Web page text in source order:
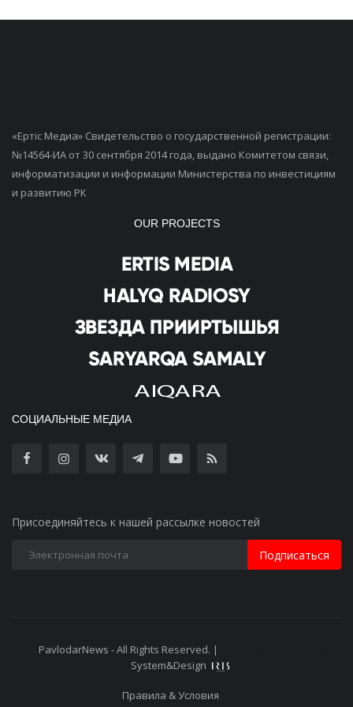
«Ертiс Медиа» Свидетельство о государственной регистрации:
№14564-ИА от 30 сентября 2014 года, выдано Комитетом связи,
информатизации и информации Министерства по инвестициям
и развитию РК
OUR PROJECTS
СОЦИАЛЬНЫЕ МЕДИА
Присоединяйтесь к нашей рассылке новостей
Подписаться
PavlodarNews - All Rights Reserved. |
System&Design
Правила & Условия